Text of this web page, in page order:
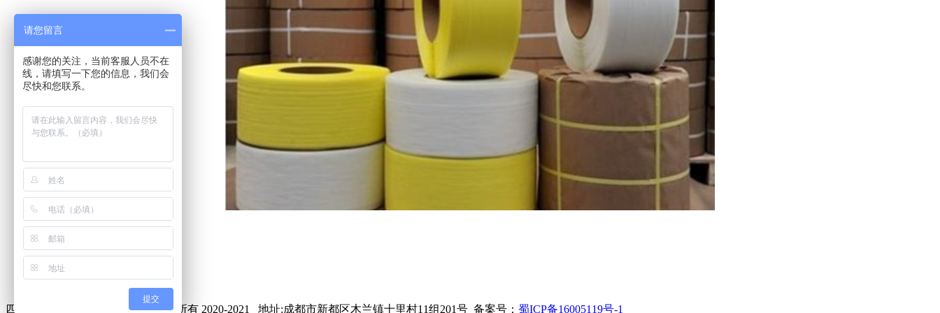
上一篇：打包带
下一篇：
收藏
打印
四川绿晔包装制品有限公司© 版权所有 2020-2021 地址:成都市新都区木兰镇十里村11组201号 备案号： 蜀ICP备16005119号-1
请您留言
感谢您的关注，当前客服人员不在
线，请填写一下您的信息，我们会
尽快和您联系。
提交